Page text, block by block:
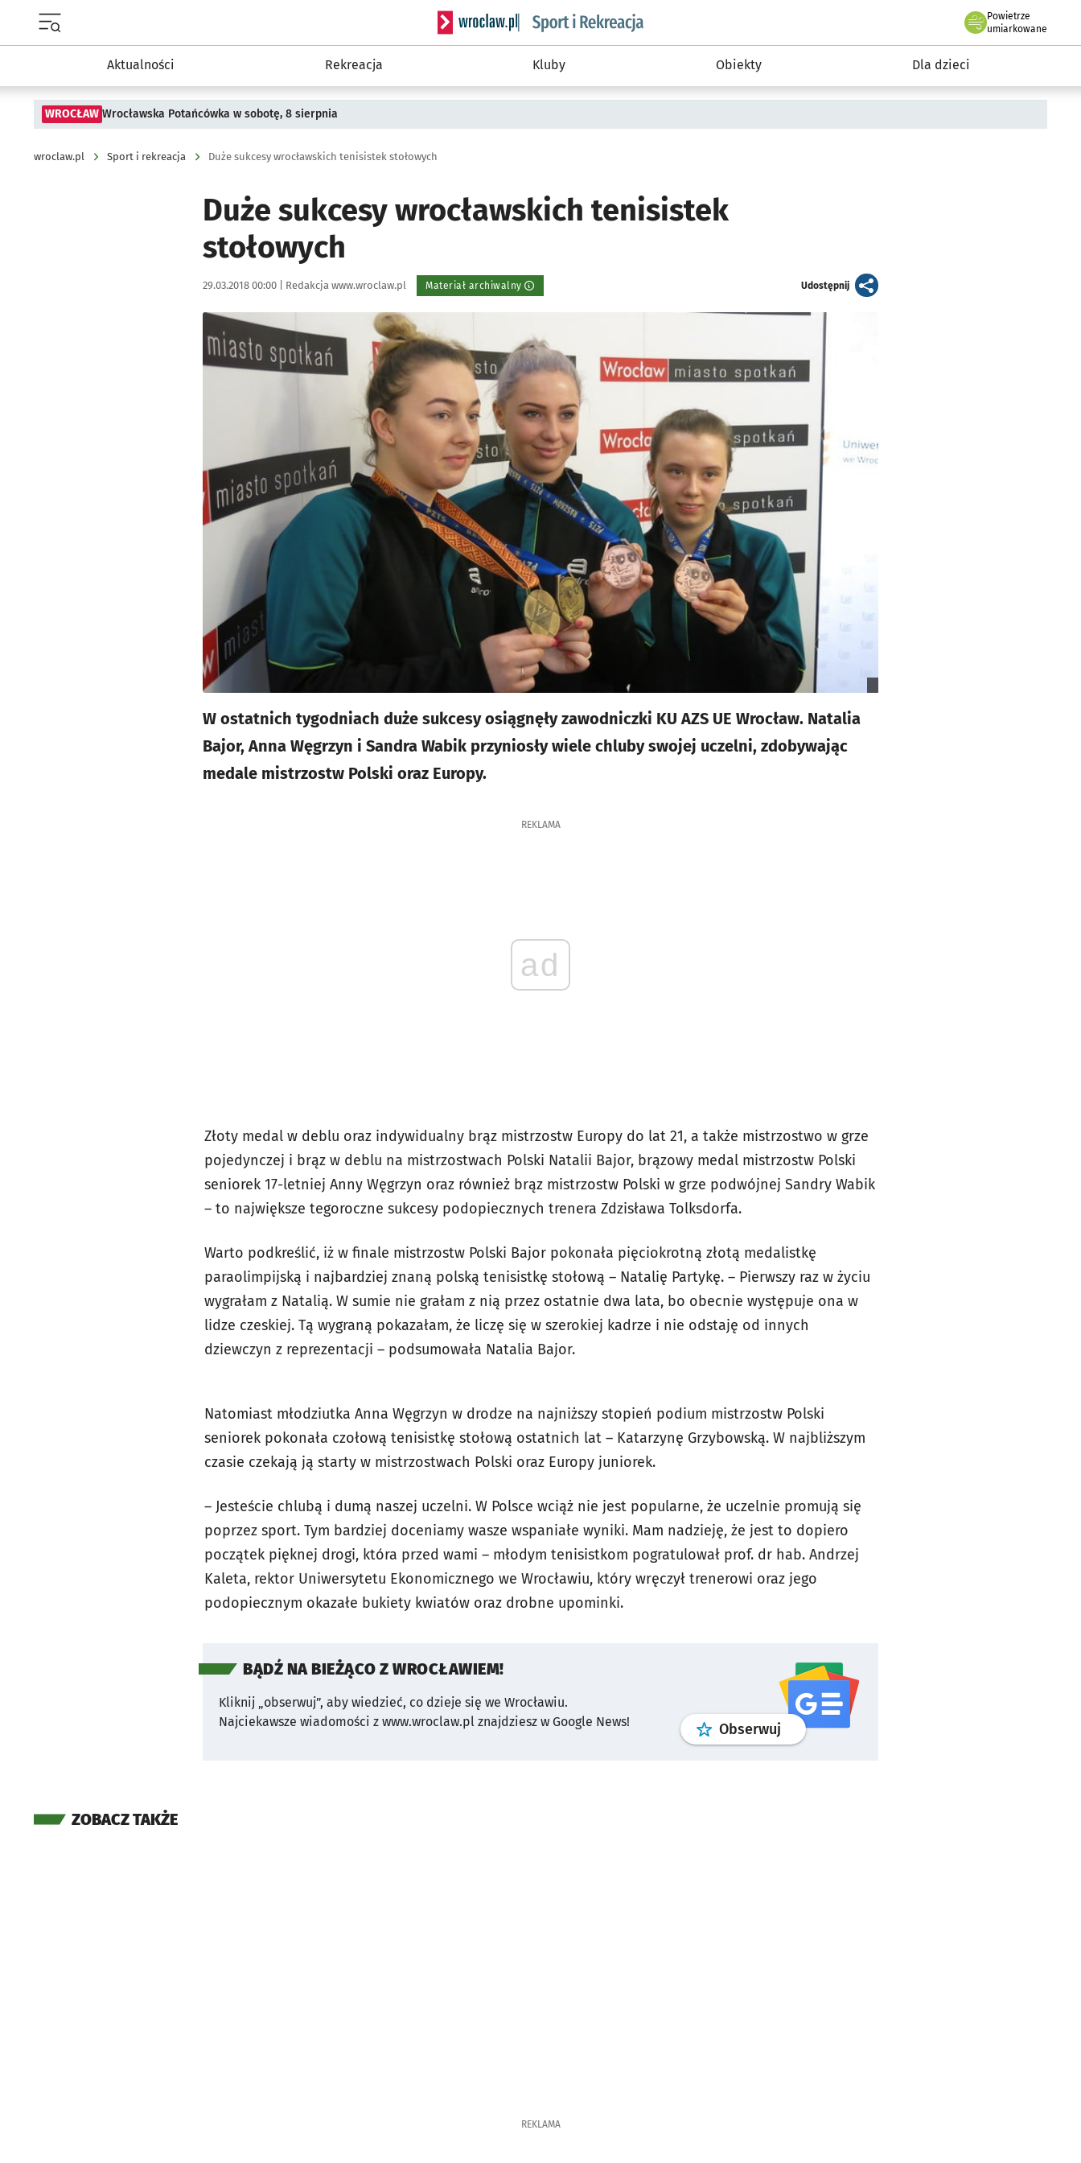
Serwis informacyjny wroclaw.pl podserwis: Sport i rekreacja
Powietrze
we Wrocławiu
umiarkowane
Aktualności Rekreacja Kluby Obiekty Dla dzieci
WROCŁAW Wrocławska Potańcówka w sobotę, 8 sierpnia
wroclaw.pl Sport i rekreacja Duże sukcesy wrocławskich tenisistek stołowych
Duże sukcesy wrocławskich tenisistek
stołowych
Data publikacji:
29.03.2018 00:00 | Autor:
Redakcja www.wroclaw.pl Materiał archiwalny Udostępnijartykuł
Kliknij, aby powiększyć
W ostatnich tygodniach duże sukcesy osiągnęły zawodniczki KU AZS UE Wrocław. Natalia
Bajor, Anna Węgrzyn i Sandra Wabik przyniosły wiele chluby swojej uczelni, zdobywając
medale mistrzostw Polski oraz Europy.
REKLAMA
ad
Złoty medal w deblu oraz indywidualny brąz mistrzostw Europy do lat 21, a także mistrzostwo w grze
pojedynczej i brąz w deblu na mistrzostwach Polski Natalii Bajor, brązowy medal mistrzostw Polski
seniorek 17-letniej Anny Węgrzyn oraz również brąz mistrzostw Polski w grze podwójnej Sandry Wabik
– to największe tegoroczne sukcesy podopiecznych trenera Zdzisława Tolksdorfa.
Warto podkreślić, iż w finale mistrzostw Polski Bajor pokonała pięciokrotną złotą medalistkę
paraolimpijską i najbardziej znaną polską tenisistkę stołową – Natalię Partykę. – Pierwszy raz w życiu
wygrałam z Natalią. W sumie nie grałam z nią przez ostatnie dwa lata, bo obecnie występuje ona w
lidze czeskiej. Tą wygraną pokazałam, że liczę się w szerokiej kadrze i nie odstaję od innych
dziewczyn z reprezentacji – podsumowała Natalia Bajor.
Natomiast młodziutka Anna Węgrzyn w drodze na najniższy stopień podium mistrzostw Polski
seniorek pokonała czołową tenisistkę stołową ostatnich lat – Katarzynę Grzybowską. W najbliższym
czasie czekają ją starty w mistrzostwach Polski oraz Europy juniorek.
– Jesteście chlubą i dumą naszej uczelni. W Polsce wciąż nie jest popularne, że uczelnie promują się
poprzez sport. Tym bardziej doceniamy wasze wspaniałe wyniki. Mam nadzieję, że jest to dopiero
początek pięknej drogi, która przed wami – młodym tenisistkom pogratulował prof. dr hab. Andrzej
Kaleta, rektor Uniwersytetu Ekonomicznego we Wrocławiu, który wręczył trenerowi oraz jego
podopiecznym okazałe bukiety kwiatów oraz drobne upominki.
BĄDŹ NA BIEŻĄCO Z WROCŁAWIEM!
Kliknij „obserwuj”, aby wiedzieć, co dzieje się we Wrocławiu.
Najciekawsze wiadomości z www.wroclaw.pl znajdziesz w Google News!
Obserwuj profilgoogle news
ZOBACZ TAKŻE
REKLAMA